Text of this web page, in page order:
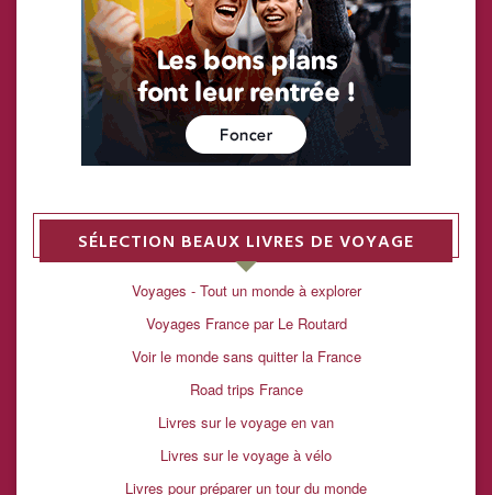
SÉLECTION BEAUX LIVRES DE VOYAGE
Voyages - Tout un monde à explorer
Voyages France par Le Routard
Voir le monde sans quitter la France
Road trips France
Livres sur le voyage en van
Livres sur le voyage à vélo
Livres pour préparer un tour du monde